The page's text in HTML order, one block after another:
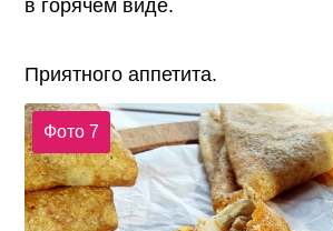
в горячем виде.
Приятного аппетита.
Фото 7